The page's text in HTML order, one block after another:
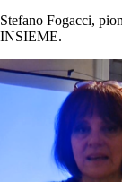
Stefano Fogacci,
INSIEME.